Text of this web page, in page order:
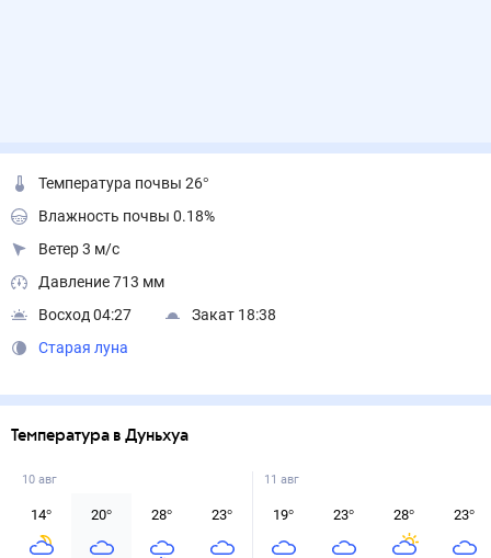
Температура почвы 26°
Влажность почвы 0.18%
Ветер 3 м/с
Давление 713 мм
Восход 04:27
Закат 18:38
Старая луна
Температура в Дуньхуа
10 авг
14° 20° 28° 23°
11 авг
19° 23° 28° 23°